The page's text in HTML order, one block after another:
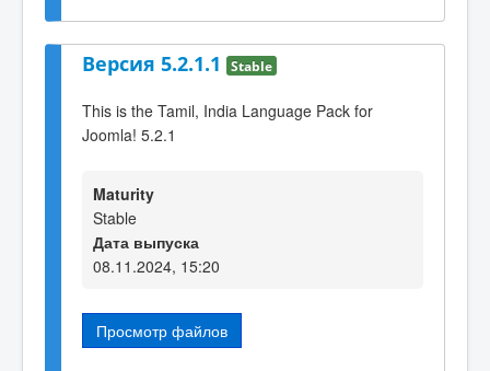
Версия 5.2.1.1 Stable
This is the Tamil, India Language Pack for
Joomla! 5.2.1
Maturity
Stable
Дата выпуска
08.11.2024, 15:20
Просмотр файлов